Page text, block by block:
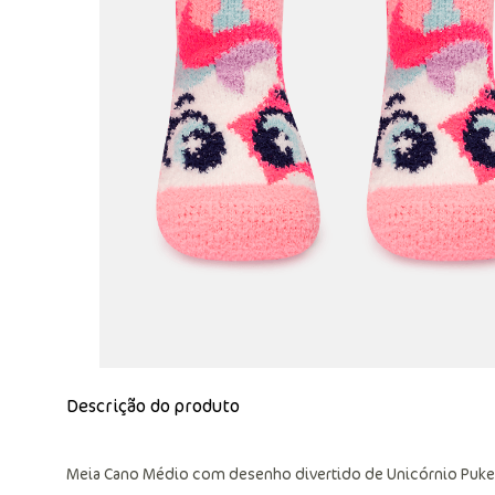
Descrição do produto
Meia Cano Médio com desenho divertido de Unicórnio